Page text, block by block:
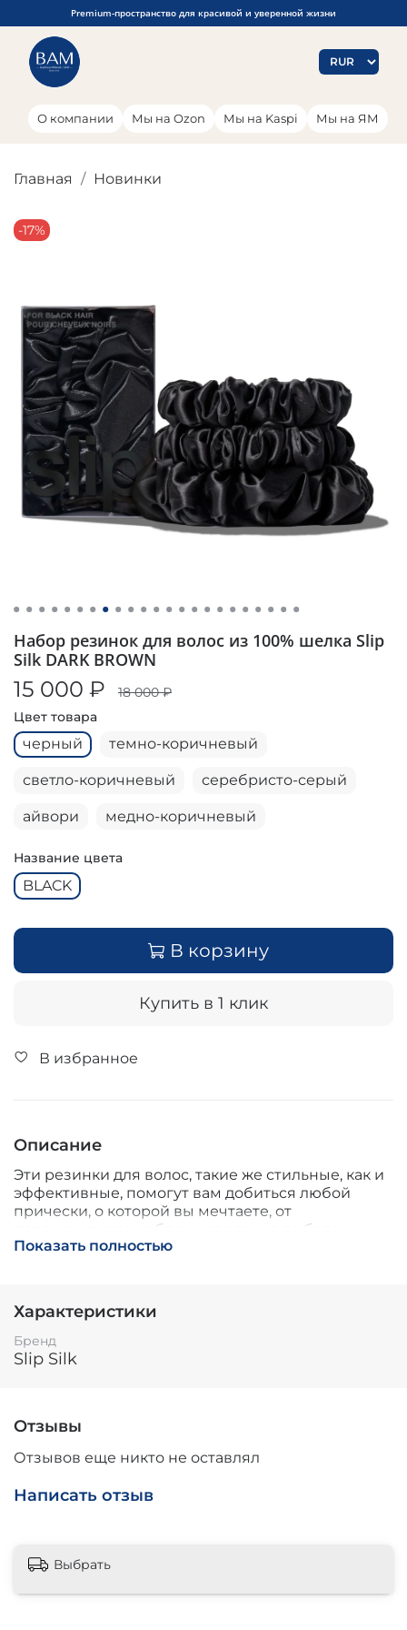
Premium-пространство для красивой и уверенной жизни
О компании Мы на Ozon Мы на Kaspi Мы на ЯМ
Главная Новинки
-17%
Набор резинок для волос из 100% шелка Slip
Silk DARK BROWN
15 000 ₽
18 000 ₽
Цвет товара
черный темно-коричневый
светло-коричневый серебристо-серый
айвори медно-коричневый
Название цвета
BLACK
В корзину
Купить в 1 клик
В избранное
Описание
Эти резинки для волос, такие же стильные, как и
эффективные, помогут вам добиться любой
прически, о которой вы мечтаете, от
повседневного небрежного пучка до более
сложной прически. Изготовленные из 100%
гарантируя, что они не будут сминаться,
перекручиваться, дергать или повреждать ваши
нежные пряди.
Показать полностью
Характеристики
Бренд
Slip Silk
Отзывы
Отзывов еще никто не оставлял
Написать отзыв
Выбрать